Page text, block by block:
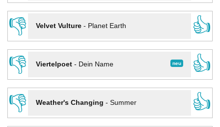
👎
Velvet Vulture- Planet Earth
👍
👎
neu
Viertelpoet- Dein Name
👍
👎
Weather's Changing - Summer
👍